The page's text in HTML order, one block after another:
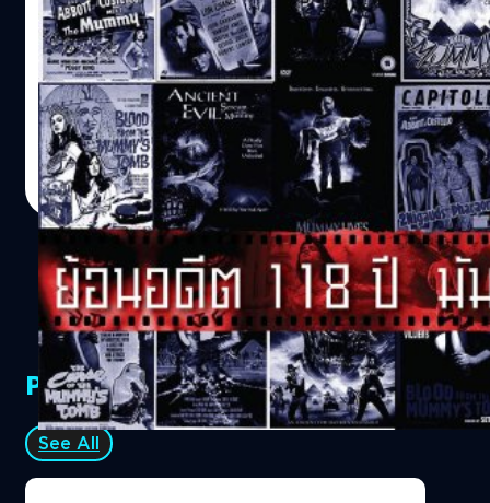
ความประทับใจไม่รู้ลืมเลยทีเดียว” แม้ว่าเมื่อเร็ว ๆ นี้ เฟรเซอร์
จะได้มีส่วนร่วมในภาพยนตร์เรื่อง ‘No Sudden Move’ ของ สตี
เวน โซเดอร์เบิร์ก (Steven Soderbergh) แต่บทบาทล่าสุดใน
‘The Whale’ ถือเป็นการรับบทนำเป็นครั้งแรกของเฟรเซอร์ใน
รอบหลายปี นอกจากเฟรเซอร์แล้ว ภาพยนตร์เรื่องนี้ยังได้นัก
แสดงมากฝีมือหลายคนมาร่วมแสดงแสดงด้วย ไม่ว่าจะเป็น…
งัดตู้ตอนนี้ไม่จำเพาะเจาะจงหนังเรื่องใดในอดีต แต่ขอย้อน
ต้อนรับ The Mummy เวอร์ชั่น 2017 ที่กำลังจะลงโรง ด้วยการ
ย้อนเล่าที่มาของมัมมี่บนโลกภาพยนตร์สักหน่อย ว่าทำไมถึง
เป็นปีศาจตัวโปรดที่ค่ายหนังถึงขยันสร้างกันออกมานัก มีที่มา
อย่างไร "มัมมี่"คือปีศาจที่คนทั่วโลกรู้จักกันดีในลำดับต้น ๆ
ด้วยภาพลักษณ์คุ้นตาว่าเป็นศพพันปีห่อด้วยผ้าขาว เดิน
กระย่องกระแย่งแต่ก็ยังไล่ตามคนได้ทัน แล้วก็ชอบหักคอคน
ด้วยความแค้นที่ไปขุดมันออกมาจากสุสาน มัมมี่ไม่เคยห่าง
หายไปจากจอภาพยนตร์หรือจอทีวีเป็นเวลานาน แม้่ว่าครั้ง
ล่าสุดที่ฮอลลีวู้ดสร้างหนังมัมมี่ The Mummy: Tomb of the
Dragon Emperor (2008) จะทิ้งช่วงไปถึง 9 ปี แล้วก็ตาม
ระหว่างนั้นก็ยังมีหนังสั้น หนังทีวี หนังทุนต่ำออกมาเนือง ๆ
และการกลับมาครั้งนี้ของมัมมี่ ของค่ายยูนิเวอร์แซล ถือว่ารับ
หน้าที่หนักเพราะมันจะเป็นตัวนำร่อง "จักรวาลมืด" หรือ "Dark
Universe" ให้กับยูนิเวอร์แซล ที่ในค่ายไม่มีซูเปอร์ฮีโร่ไว้กวาด
เงินกับเค้า แต่มีเหล่าปีศาจอยู่ในมือก็เลยขอเปิดจักรวาลตัวเอง
บ้างแต่ให้ มัมมี่ , แดรกคูลา , มนุษย์หมาป่า และ แฟรงเกนส
ไตน์ ทยอยออกมาอาละวาดก่อนจะถูกจับมาให้เจอกันเอง
สุชยา เกษจำรัส| 3352 days ago
Read More
PR Partners
See All